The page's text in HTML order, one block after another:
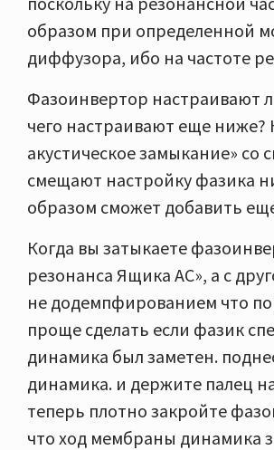
образом при определенной
диффузора, ибо на частоте
Фазоинвертор настраивают
чего настраивают еще
акустическое замыкание» со
смещают настройку фазика
образом сможет добавить
Когда вы затыкаете
резонанса Ящика АС», а с
не додемпфированием что
проще сделать если фазик
динамика был заметен.
динамика. и держите палец
теперь плотно закройте
что ход мембраны динамика